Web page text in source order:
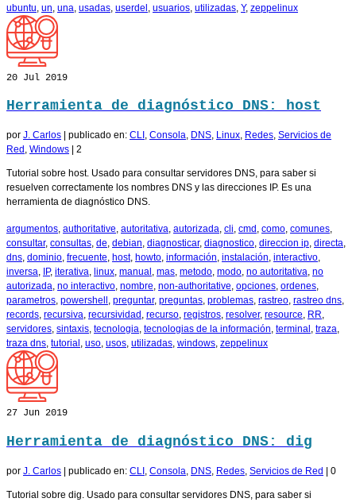
ubuntu un una usadas userdel usuarios utilizadas Y, zeppelinux
20 Jul 2019
Herramienta de diagnóstico DNS: host
por J. Carlos publicado en: CLI , Consola, DNS, Linux, Redes, Servicios de
Red , Windows 2
Tutorial sobre host. Usado para consultar servidores DNS, para saber si
resuelven correctamente los nombres DNS y las direcciones IP. Es una
herramienta de diagnóstico DNS.
argumentos, authoritative, autoritativa, autorizada, cli, cmd , como, comunes,
consultar, consultas, de, debian, diagnosticar, diagnostico, direccion ip, directa,
dns, dominio, frecuente, host, howto, información, instalación, interactivo,
inversa, IP, iterativa, linux, manual , mas, metodo, modo, no autoritativa, no
autorizada, no interactivo, nombre, non-authoritative, opciones, ordenes,
parametros, powershell , preguntar, preguntas, problemas, rastreo, rastreo dns,
records, recursiva, recursividad , recurso, registros, resolver, resource, RR,
servidores, sintaxis, tecnologia, tecnologias de la información, terminal , traza,
traza dns, tutorial , uso, usos, utilizadas, windows, zeppelinux
27 Jun 2019
Herramienta de diagnóstico DNS: dig
por J. Carlos publicado en: CLI , Consola, DNS, Redes, Servicios de Red 0
Tutorial sobre dig. Usado para consultar servidores DNS, para saber si